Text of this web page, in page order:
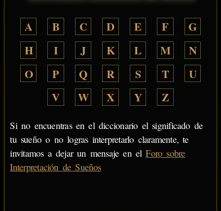
A B C D E F
G
H
I J K L M
N
O
P Q R S T
U
V
W X Y Z
Si no encuentras en el diccionario el significado de
tu sueño o no logras interpretarlo claramente, te
invitamos a dejar un mensaje en elForo sobre
Interpretación de Sueños